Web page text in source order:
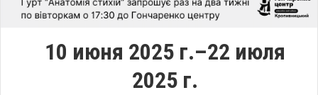
10 июня 2025 г.–22 июля
2025 г.